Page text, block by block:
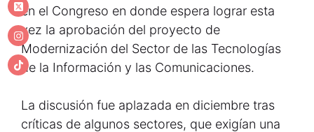
en el Congreso en donde espera lograr esta
vez la aprobación del proyecto de
Modernización del Sector de las Tecnologías
de la Información y las Comunicaciones.
La discusión fue aplazada en diciembre tras
críticas de algunos sectores, que exigían una